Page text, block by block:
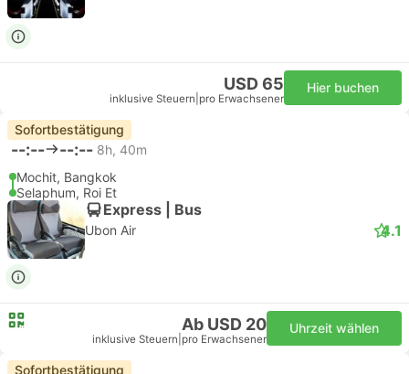
USD 65
inklusive Steuern pro Erwachsener
Hier buchen
Sofortbestätigung
--:-- --:-- 8h, 40m
Mochit, Bangkok
Selaphum, Roi Et
Express | Bus
Ubon Air 4.1
Ab USD 20
inklusive Steuern pro Erwachsener
Uhrzeit wählen
Sofortbestätigung